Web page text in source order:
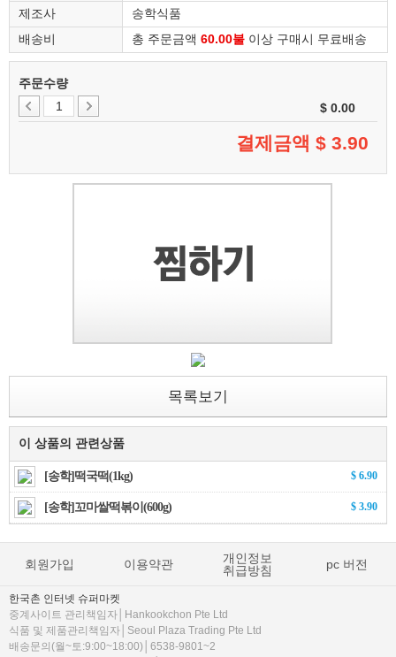
제조사
송학식품
배송비
총 주문금액 60.00불 이상 구매시 무료배송
주문수량
$ 0.00
결제금액 $ 3.90
목록보기
이 상품의 관련상품
[송학]떡국떡(1kg) $ 6.90
[송학]꼬마쌀떡볶이(600g) $ 3.90
회원가입 이용약관
개인정보
취급방침
pc 버전
한국촌 인터넷 슈퍼마켓
중계사이트 관리책임자│Hankookchon Pte Ltd
식품 및 제품관리책임자│Seoul Plaza Trading Pte Ltd
배송문의(월~토:9:00~18:00)│6538-9801~2